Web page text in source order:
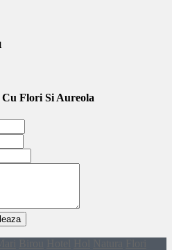
Flori Si Aureola